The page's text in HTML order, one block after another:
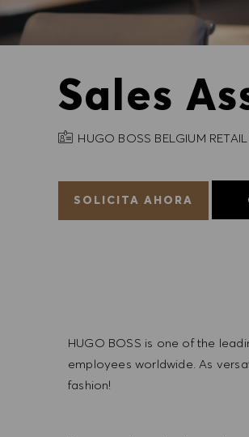
Sales
NOMBRE DE LA EMPRESA
HUGO BOSS BELGIUM
SOLICITA AHORA
HUGO BOSS is one of the
employees worldwide. As
fashion!